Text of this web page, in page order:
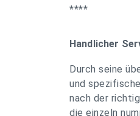
****
Handlicher
Durch seine
und
nach der
die einzeln